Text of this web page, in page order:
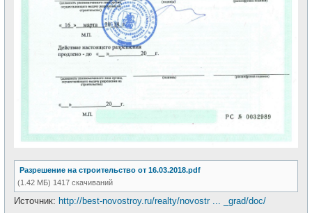
Разрешение на строительство от 16.03.2018.pdf
(1.42 МБ) 1417 скачиваний
Источник: http://best-novostroy.ru/realty/novostr ... _grad/doc/